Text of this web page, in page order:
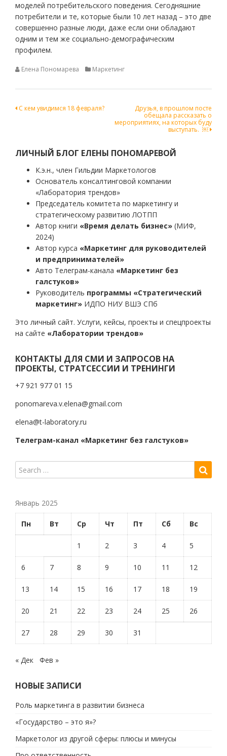
моделей потребительского поведения. Сегодняшние
потребители и те, которые были 10 лет назад – это две
совершенно разные люди, даже если они обладают
одним и тем же социально-демографическим
профилем.
Елена Пономарева Маркетинг
Навигация
С кем увидимся 18 февраля?
Друзья, в прошлом посте
обещала рассказать о
мероприятиях, на которых буду
выступать. ￼
ЛИЧНЫЙ БЛОГ ЕЛЕНЫ ПОНОМАРЕВОЙ
К.э.н., член Гильдии Маркетологов
Основатель консалтинговой компании
«Лаборатория трендов»
Председатель комитета по маркетингу и
стратегическому развитию ЛОТПП
Автор книги «Время делать бизнес» (МИФ,
2024)
Автор курса «Маркетинг для руководителей
и предпринимателей»
Авто Телеграм-канала «Маркетинг без
галстуков»
Руководитель программы «Стратегический
маркетинг» ИДПО НИУ ВШЭ СПб
Это личный сайт. Услуги, кейсы, проекты и спецпроекты
на сайте «Лаборатории трендов»
КОНТАКТЫ ДЛЯ СМИ И ЗАПРОСОВ НА
ПРОЕКТЫ, СТРАТСЕССИИ И ТРЕНИНГИ
+7 921 977 01 15
ponomareva.v.elena@gmail.com
elena@t-laboratory.ru
Телеграм-канал «Маркетинг без галстуков»
Январь 2025
Пн Вт Ср Чт Пт Сб Вс
1 2 3 4 5
6 7 8 9 10 11 12
13 14 15 16 17 18 19
20 21 22 23 24 25 26
27 28 29 30 31
« Дек Фев »
НОВЫЕ ЗАПИСИ
Роль маркетинга в развитии бизнеса
«Государство – это я»?
Маркетолог из другой сферы: плюсы и минусы